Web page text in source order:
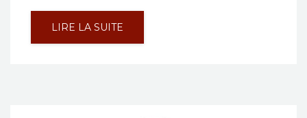
LIRE LA SUITE